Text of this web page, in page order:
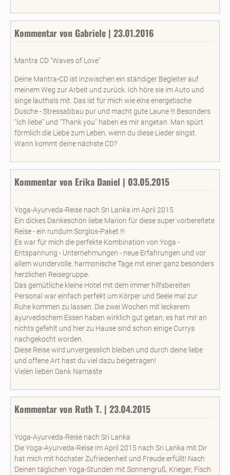
Kommentar von Gabriele | 23.01.2016
Mantra CD "Waves of Love"
Deine Mantra-CD ist inzwischen ein ständiger Begleiter auf
meinem Weg zur Arbeit und zurück. Ich höre sie im Auto und
singe lauthals mit. Das ist für mich wie eine energetische
Dusche - Stressabbau pur und macht gute Laune !!! Besonders
"Ich liebe" und "Thank you" haben es mir angetan. Man spürt
förmlich die Liebe zum Leben, wenn du diese Lieder singst.
Wann kommt deine nächste CD?
Kommentar von Erika Daniel | 03.05.2015
Yoga-Ayurveda-Reise nach Sri Lanka im April 2015
Ein dickes Dankeschön liebe Marion für diese super vorbereitete
Reise - ein rundum Sorglos-Paket !!!
Es war für mich die perfekte Kombination von Yoga -
Entspannung - Unternehmungen - neue Erfahrungen und vor
allem wundervolle, harmonische Tage mit einer ganz besonders
herzlichen Reisegruppe.
Das gemütliche kleine Hotel mit dem immer hilfsbereiten
Personal war einfach perfekt um Körper und Seele mal zur
Ruhe kommen zu lassen. Die zwei Wochen mit leckerem
ayurvedischem Essen haben wirklich gut getan, es hat mir an
nichts gefehlt und hier zu Hause sind schon einige Currys
nachgekocht worden.
Diese Reise wird unvergesslich bleiben und durch deine liebe
und offene Art hast du viel dazu beigetragen!
Vielen lieben Dank Namaste
Kommentar von Ruth T. | 23.04.2015
Yoga-Ayurveda-Reise nach Sri Lanka
Die Yoga-Ayurveda-Reise im April 2015 nach Sri Lanka mit Dir
hat mich mit höchster Zufriedenheit und Freude erfüllt! Nach
Deinen täglichen Yoga-Stunden mit Sonnengruß, Krieger, Fisch